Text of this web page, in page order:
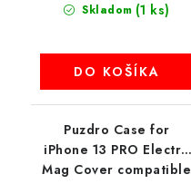
Skladom (1 ks)
DO KOŠÍKA
Puzdro Case for
iPhone 13 PRO Electro
Mag Cover compatible